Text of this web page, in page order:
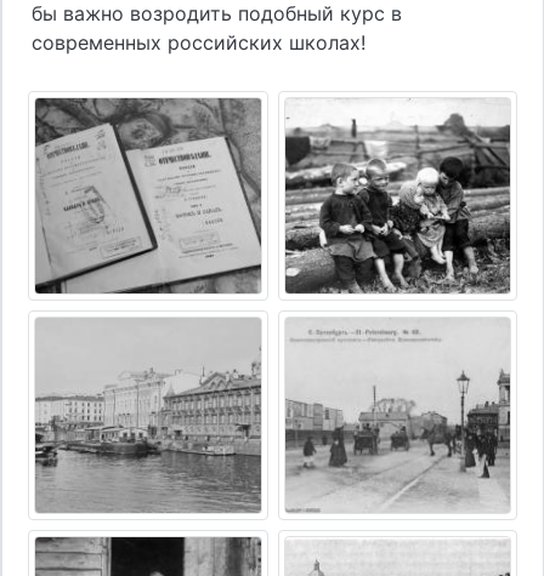
бы важно возродить подобный курс в
современных российских школах!